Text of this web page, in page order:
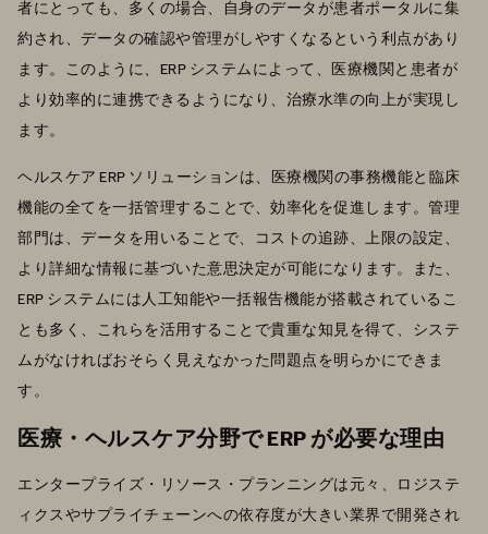
者にとっても、多くの場合、自身のデータが患者ポータルに集
約され、データの確認や管理がしやすくなるという利点があり
ます。このように、ERP システムによって、医療機関と患者が
より効率的に連携できるようになり、治療水準の向上が実現し
ます。
ヘルスケア ERP ソリューションは、医療機関の事務機能と臨床
機能の全てを一括管理することで、効率化を促進します。管理
部門は、データを用いることで、コストの追跡、上限の設定、
より詳細な情報に基づいた意思決定が可能になります。また、
ERP システムには人工知能や一括報告機能が搭載されているこ
とも多く、これらを活用することで貴重な知見を得て、システ
ムがなければおそらく見えなかった問題点を明らかにできま
す。
医療・ヘルスケア分野で ERP が必要な理由
エンタープライズ・リソース・プランニングは元々、ロジステ
ィクスやサプライチェーンへの依存度が大きい業界で開発され